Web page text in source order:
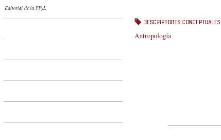
Editorial de la FFyL
DESCRIPTORES CONCEPTUALES
Antropología